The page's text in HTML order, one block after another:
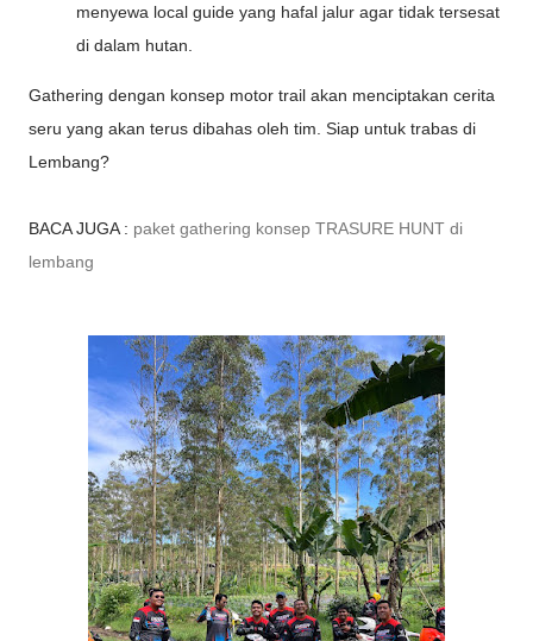
menyewa local guide yang hafal jalur agar tidak tersesat
di dalam hutan.
Gathering dengan konsep motor trail akan menciptakan cerita
seru yang akan terus dibahas oleh tim. Siap untuk trabas di
Lembang?
BACA JUGA : paket gathering konsep TRASURE HUNT di
lembang